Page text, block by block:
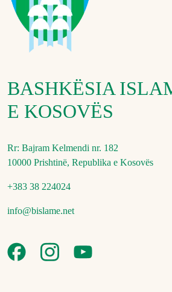
BASHKËSIA
E KOSOVËS
Rr: Bajram Kelmendi nr. 182
10000 Prishtinë, Republika e Kosovës
+383 38 224024
info@bislame.net